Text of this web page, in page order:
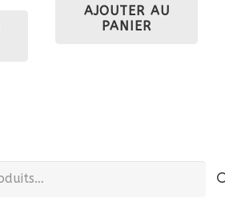
AJOUTER AU
PANIER